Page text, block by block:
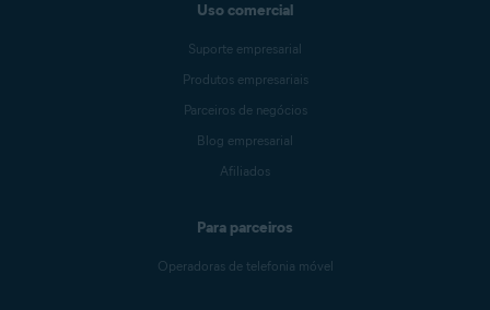
Uso comercial
Suporte empresarial
Produtos empresariais
Parceiros de negócios
Blog empresarial
Afiliados
Para parceiros
Operadoras de telefonia móvel